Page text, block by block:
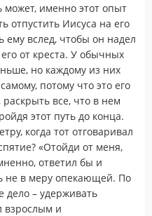
может, именно этот опыт
отпустить Иисуса на его
ему вслед, чтобы он надел
от креста. У обычных
но каждому из них
потому что это его
все, что в нем
этот путь до конца.
когда тот отговаривал
«Отойди от меня,
ответил бы и
не в меру опекающей. По
дело – удерживать
взрослым и